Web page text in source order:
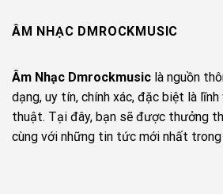
ÂM NHẠC DMROCKMUSIC
Âm Nhạc Dmrockmusic là nguồn
dạng, uy tín, chính xác, đặc biệt là lĩnh
thuật. Tại đây, bạn sẽ được thưởng
cùng với những tin tức mới nhất trong